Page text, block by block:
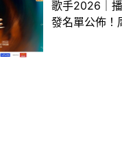
歌手2026｜
發名單公佈！